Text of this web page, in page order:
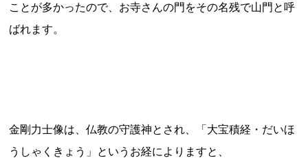
ことが多かったので、お寺さんの門をその名残で山門と呼
ばれます。
金剛力士像は、仏教の守護神とされ、「大宝積経・だいほ
うしゃくきょう」というお経によりますと、